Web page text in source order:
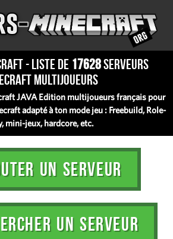
- Liste de 17628serveurs
multijoueurs
JAVA Edition multijoueurs français pour
adapté à ton mode jeu : Freebuild, Role-
mini-jeux, hardcore, etc.
UN SERVEUR
UN SERVEUR